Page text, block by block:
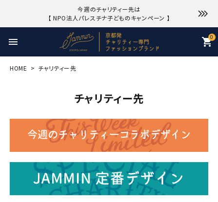
今週のチャリティー先は
【 NPO法人パレスチナ子どものキャンペーン 】
menu 0
shopping_cart
HOME チャリティー先
チャリティー先